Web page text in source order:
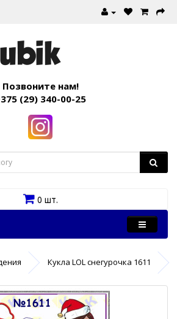
Позвоните нам!
(29) 340-00-25
0 шт.
Кукла LOL снегурочка 1611